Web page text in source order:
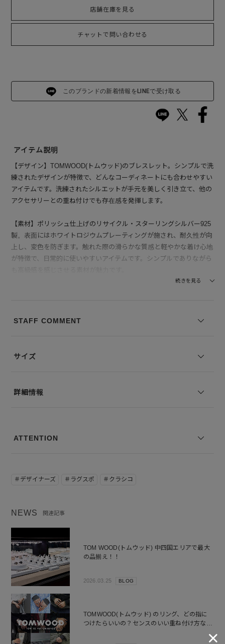
店舗在庫を見る
チャットで問い合わせる
このブランドの新着情報をLINEで受け取る
アイテム説明
【デザイン】TOMWOOD(トムウッド)のブレスレット。シンプルで洗
練されたデザインが特徴で、どんなコーディネートにも合わせやすい
アイテムです。洗練されたシルエットが手元を美しく引き立て、他の
アクセサリーとの重ね付けでも存在感を発揮します。
【素材】ポリッシュ仕上げのリサイクル・スターリングシルバー925
製。表面にはホワイトロジウムプレーティングが施され、耐久性が向
上し、変色を防ぎます。触れた際の滑らかな質感と軽やかな着け心地
が特徴で、日常的に使いやすいアイテムです。シンプルでありながら
続きを見る
STAFF COMMENT
サイズ
詳細情報
ATTENTION
＃デザイナーズ ＃ラグスポ ＃クラシコ
NEWS 関連記事
TOM WOOD(トムウッド) 中四国エリアで最大
の品揃え！！
2026.03.25 BLOG
TOMWOOD(トムウッド) のリング、どの指に
つけたらいいの？センスのいい重ね付け方など